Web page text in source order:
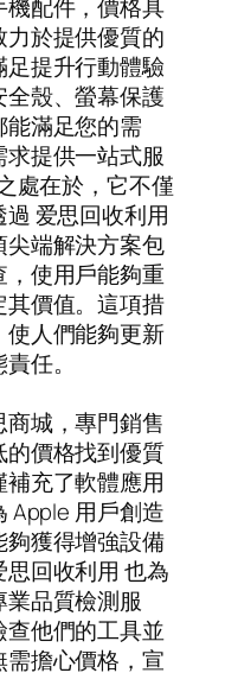
配件，價格具
於提供優質的
提升行動體驗
殼、螢幕保護
滿足您的需
提供一站式服
處在於，它不僅
爱思回收利用
端解決方案包
使用戶能夠重
價值。這項措
人們能夠更新
任。
城，專門銷售
價格找到優質
充了軟體應用
Apple 用戶創造
獲得增強設備
回收利用 也為
品質檢測服
他們的工具並
擔心價格，宣